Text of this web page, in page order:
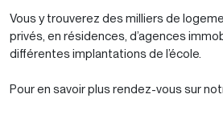
Vous y trouverez des milliers de
privés, en résidences, d’agences
différentes implantations de l’école.
Pour en savoir plus rendez-vous sur